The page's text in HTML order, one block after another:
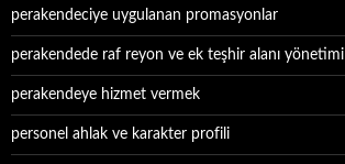
perakendeciye uygulanan promasyonlar
perakendede raf reyon ve ek teşhir alanı yönetimi
perakendeye hizmet vermek
personel ahlak ve karakter profili